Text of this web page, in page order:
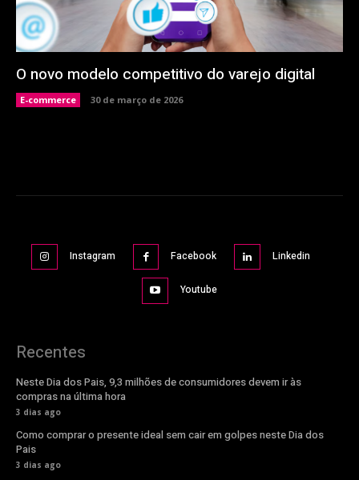
O novo modelo competitivo do varejo digital
E-commerce 30 de março de 2026
Instagram Facebook Linkedin
Youtube
Recentes
Neste Dia dos Pais, 9,3 milhões de consumidores devem ir às
compras na última hora
3 dias ago
Como comprar o presente ideal sem cair em golpes neste Dia dos
Pais
3 dias ago